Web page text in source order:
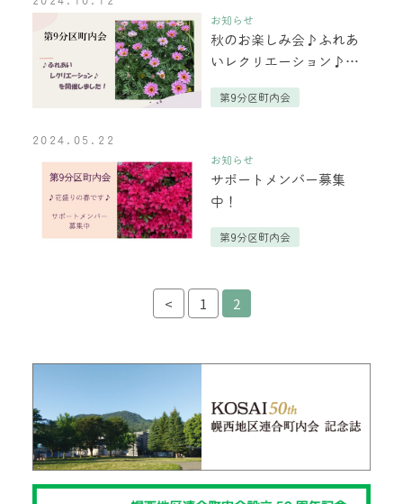
お知らせ
秋のお楽しみ会♪ふれあ
いレクリエーション♪を
第9分区町内会
2024.05.22
お知らせ
サポートメンバー募集
中！
第9分区町内会
< 1 2